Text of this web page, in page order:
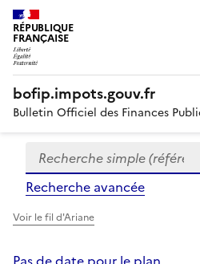
RÉPUBLIQUE
FRANÇAISE
bofip.impots.gouv.fr
Bulletin Officiel des Finances
Formulaire
de
recherche
Recherche simple
Recherche avancée
Voir le fil d'Ariane